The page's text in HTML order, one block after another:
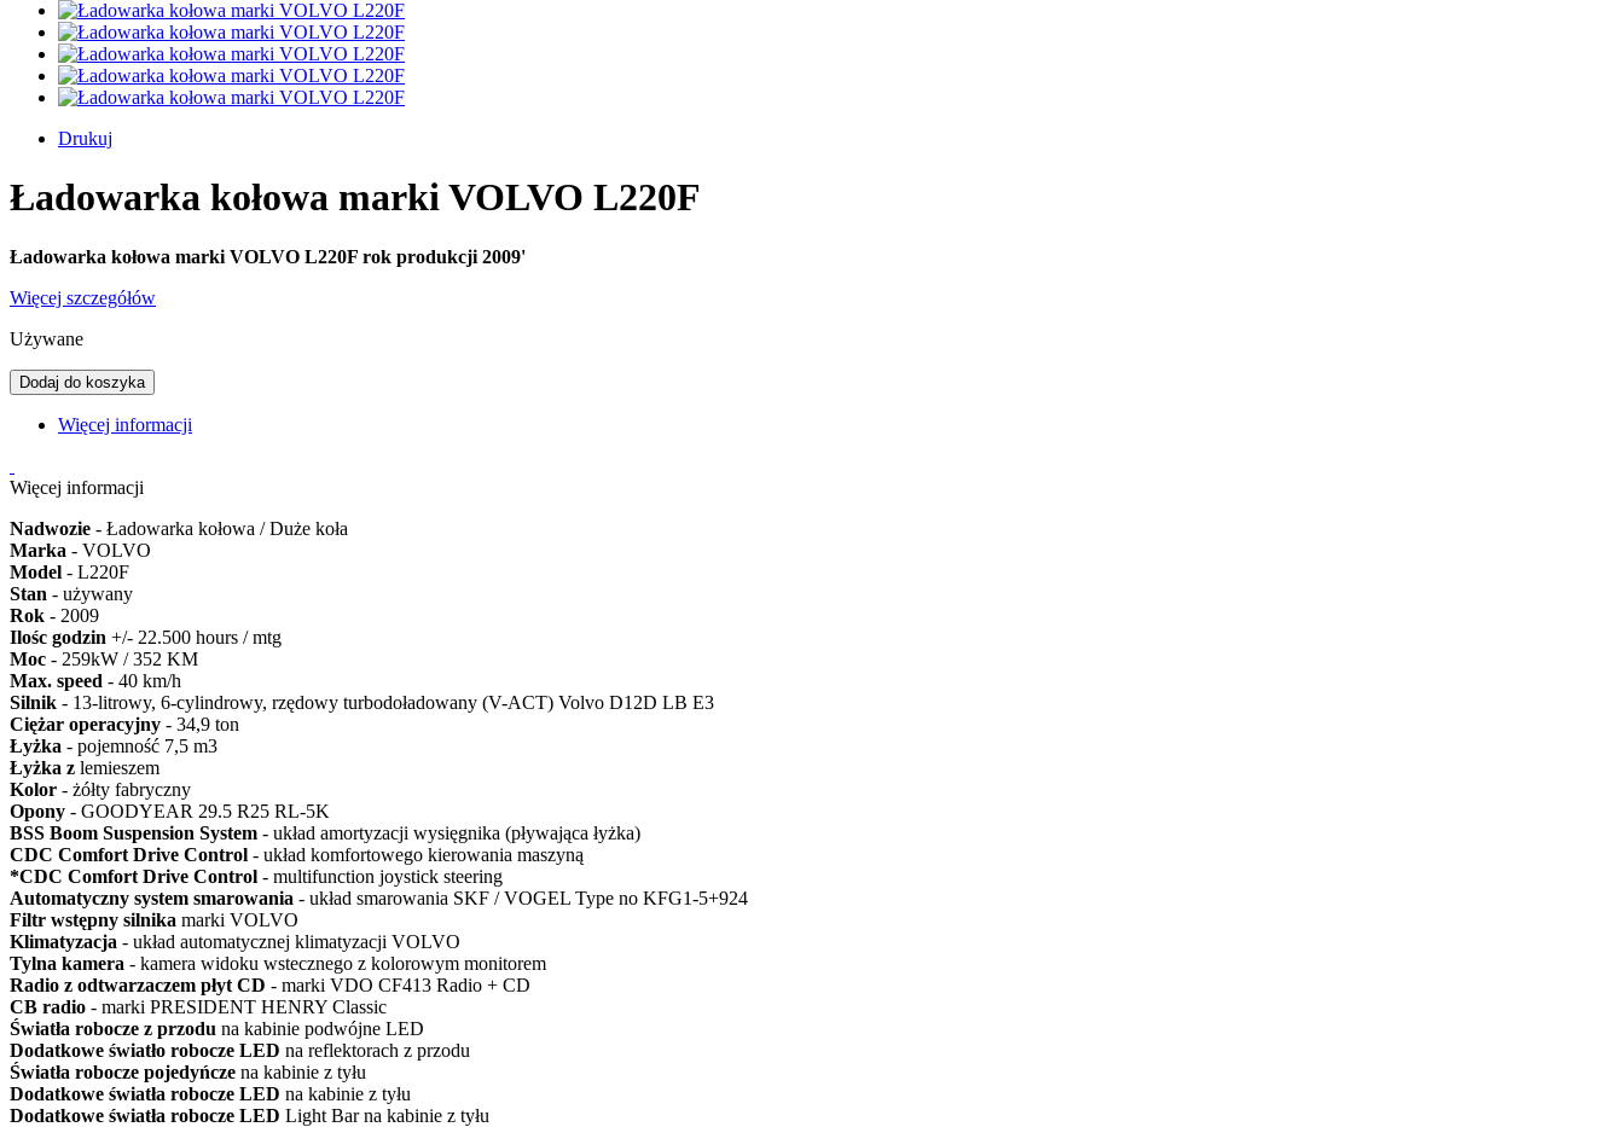
Drukuj
Ładowarka kołowa marki VOLVO L220F
Ładowarka kołowa marki VOLVO L220F rok produkcji 2009'
Więcej szczegółów
Używane
Dodaj do koszyka
Więcej informacji
Więcej informacji
Nadwozie - Ładowarka kołowa / Duże koła
Marka - VOLVO
Model - L220F
Stan - używany
Rok - 2009
Ilośc godzin +/- 22.500 hours / mtg
Moc - 259kW / 352 KM
Max. speed - 40 km/h
Silnik - 13-litrowy, 6-cylindrowy, rzędowy turbodoładowany (V-ACT) Volvo D12D LB E3
Ciężar operacyjny - 34,9 ton
Łyżka - pojemność 7,5 m3
Łyżka z lemieszem
Kolor - żółty fabryczny
Opony - GOODYEAR 29.5 R25 RL-5K
BSS Boom Suspension System - układ amortyzacji wysięgnika (pływająca łyżka)
CDC Comfort Drive Control - układ komfortowego kierowania maszyną
*CDC Comfort Drive Control - multifunction joystick steering
Automatyczny system smarowania - układ smarowania SKF / VOGEL Type no KFG1-5+924
Filtr wstępny silnika marki VOLVO
Klimatyzacja - układ automatycznej klimatyzacji VOLVO
Tylna kamera - kamera widoku wstecznego z kolorowym monitorem
Radio z odtwarzaczem płyt CD - marki VDO CF413 Radio + CD
CB radio - marki PRESIDENT HENRY Classic
Światła robocze z przodu na kabinie podwójne LED
Dodatkowe światło robocze LED na reflektorach z przodu
Światła robocze pojedyńcze na kabinie z tyłu
Dodatkowe światła robocze LED na kabinie z tyłu
Dodatkowe światła robocze LED Light Bar na kabinie z tyłu